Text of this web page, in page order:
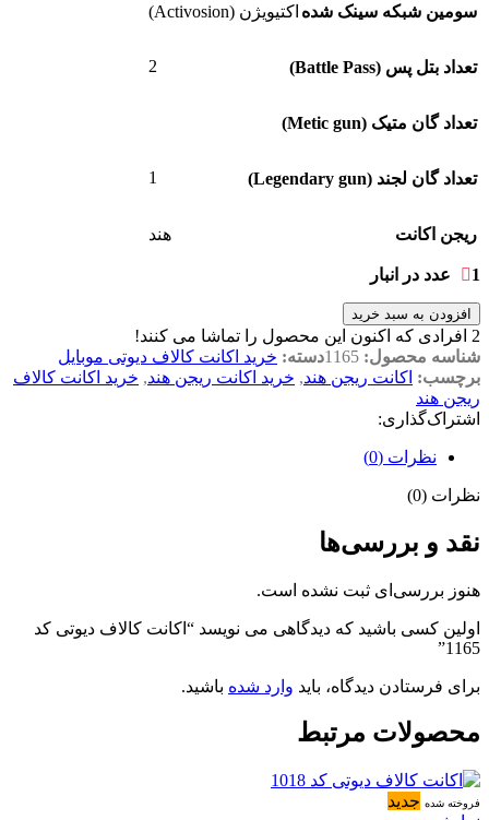
سومین شبکه سینک شده اکتیویژن (Activosion)
تعداد بتل پس (Battle Pass) 2
تعداد گان متیک (Metic gun)
تعداد گان لجند (Legendary gun) 1
ریجن اکانت هند
1 عدد در انبار
افزودن به سبد خرید
2 افرادی که اکنون این محصول را تماشا می کنند!
شناسه محصول: 1165دسته: خرید اکانت کالاف دیوتی موبایل
برچسب: اکانت ریجن هند, خرید اکانت ریجن هند, خرید اکانت کالاف
ریجن هند
اشتراک‌گذاری:
نظرات (0)
نظرات (0)
نقد و بررسی‌ها
هنوز بررسی‌ای ثبت نشده است.
اولین کسی باشید که دیدگاهی می نویسد “اکانت کالاف دیوتی کد
1165”
برای فرستادن دیدگاه، باید وارد شده باشید.
محصولات مرتبط
فروخته شده جدید